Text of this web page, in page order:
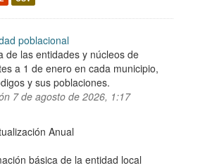
poblacional
de las entidades y núcleos de
a 1 de enero en cada municipio,
y sus poblaciones.
7 de agosto de 2026, 1:17
Anual
básica de la entidad local